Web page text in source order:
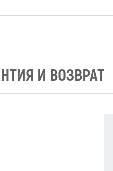
И ВОЗВРАТ